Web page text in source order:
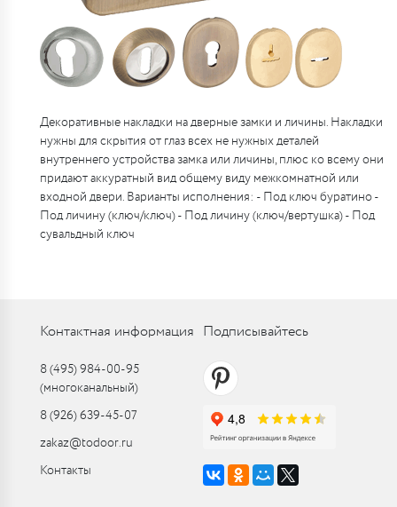
Декоративные накладки на дверные замки и личины. Накладки
нужны для скрытия от глаз всех не нужных деталей
внутреннего устройства замка или личины, плюс ко всему они
придают аккуратный вид общему виду межкомнатной или
входной двери. Варианты исполнения: - Под ключ буратино -
Под личину (ключ/ключ) - Под личину (ключ/вертушка) - Под
сувальдный ключ
Контактная информация
8 (495) 984-00-95
(многоканальный)
8 (926) 639-45-07
zakaz@todoor.ru
Контакты
Подписывайтесь